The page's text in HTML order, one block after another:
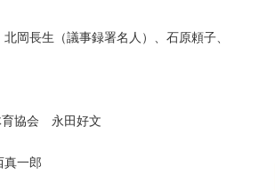
長生（議事録署名人）、 石原頼子、
育協会 永田好文
真一郎